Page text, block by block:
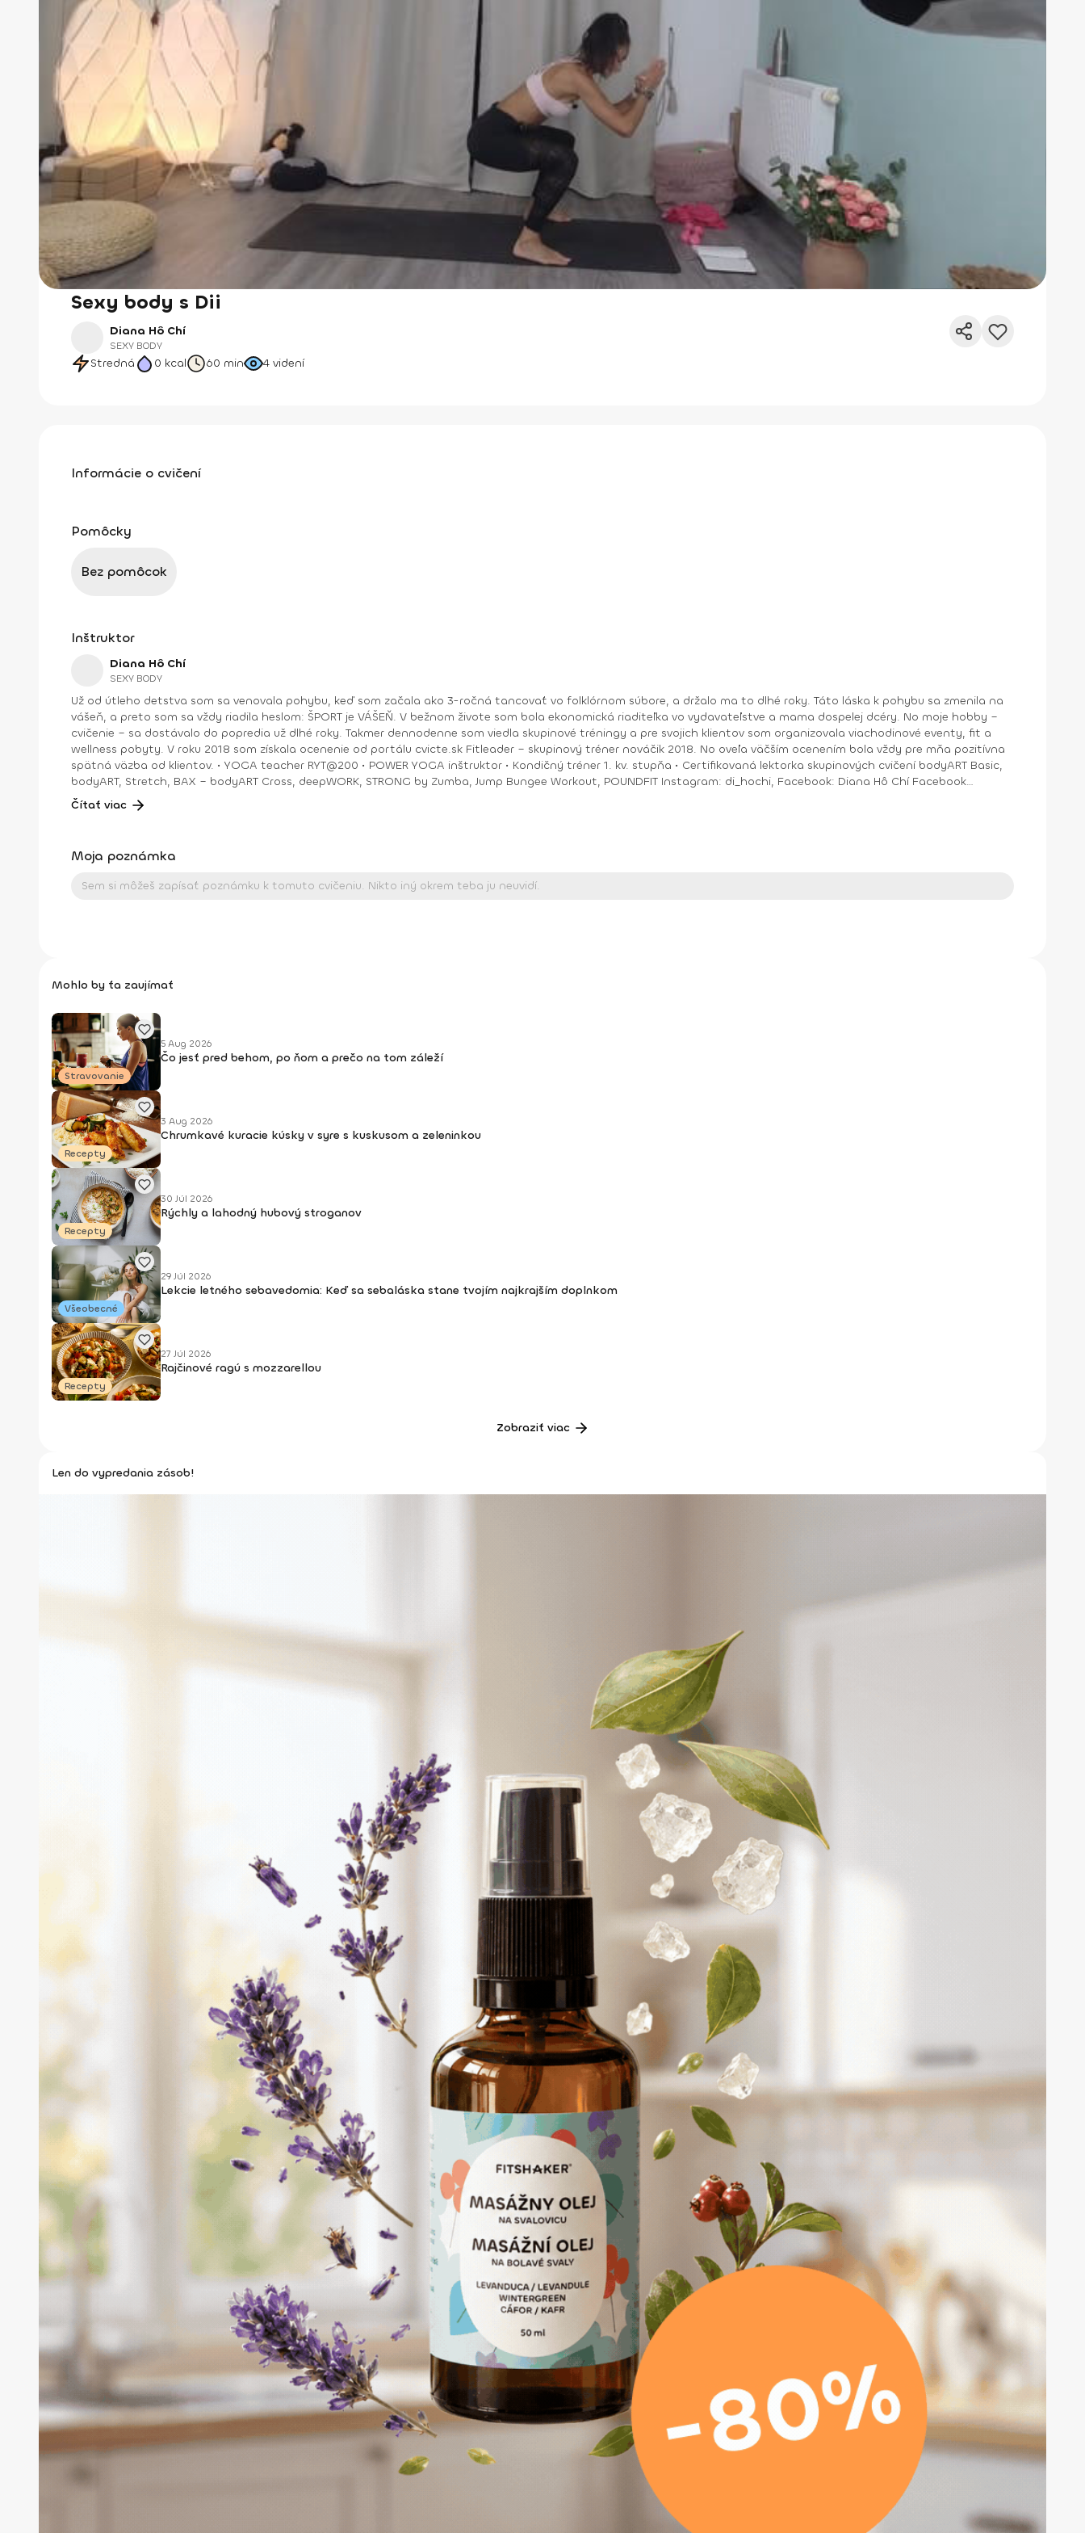
Sexy body s Dii
Diana Hô Chí
SEXY BODY
Stredná 0 kcal 60 min 4 videní
Informácie o cvičení
Pomôcky
Bez pomôcok
Inštruktor
Diana Hô Chí
SEXY BODY
Už od útleho detstva som sa venovala pohybu, keď som začala ako 3-ročná tancovať vo folklórnom súbore, a držalo ma to dlhé roky. Táto láska k pohybu sa zmenila na
vášeň, a preto som sa vždy riadila heslom: ŠPORT je VÁŠEŇ. V bežnom živote som bola ekonomická riaditeľka vo vydavateľstve a mama dospelej dcéry. No moje hobby –
cvičenie – sa dostávalo do popredia už dlhé roky. Takmer dennodenne som viedla skupinové tréningy a pre svojich klientov som organizovala viachodinové eventy, fit a
wellness pobyty. V roku 2018 som získala ocenenie od portálu cvicte.sk Fitleader – skupinový tréner nováčik 2018. No oveľa väčším ocenením bola vždy pre mňa pozitívna
spätná väzba od klientov. • YOGA teacher RYT@200 • POWER YOGA inštruktor • Kondičný tréner 1. kv. stupňa • Certifikovaná lektorka skupinových cvičení bodyART Basic,
bodyART, Stretch, BAX – bodyART Cross, deepWORK, STRONG by Zumba, Jump Bungee Workout, POUNDFIT Instagram: di_hochi, Facebook: Diana Hô Chí Facebook
skupina: ŠPORT je VÁŠEŇ
Čítať viac
Moja poznámka
Mohlo by ťa zaujímať
Stravovanie
5 Aug 2026
Čo jesť pred behom, po ňom a prečo na tom záleží
Recepty
3 Aug 2026
Chrumkavé kuracie kúsky v syre s kuskusom a zeleninkou
Recepty
30 Júl 2026
Rýchly a lahodný hubový stroganov
Všeobecné
29 Júl 2026
Lekcie letného sebavedomia: Keď sa sebaláska stane tvojím najkrajším doplnkom
Recepty
27 Júl 2026
Rajčinové ragú s mozzarellou
Zobraziť viac
Len do vypredania zásob!